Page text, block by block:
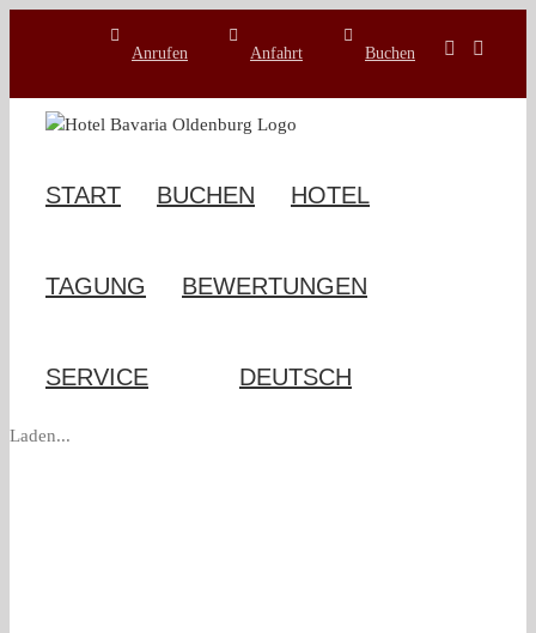
Anrufen Anfahrt Buchen
START BUCHEN HOTEL
TAGUNG BEWERTUNGEN
SERVICE
Laden...